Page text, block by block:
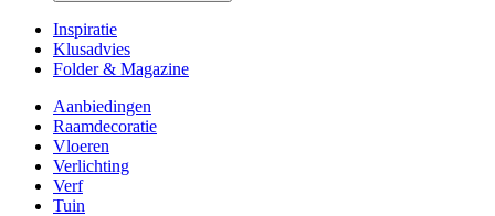
Inspiratie
Klusadvies
Folder & Magazine
Aanbiedingen
Raamdecoratie
Vloeren
Verlichting
Verf
Tuin